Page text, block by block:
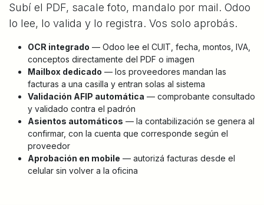
Subí el PDF, sacale foto, mandalo por mail. Odoo
lo lee, lo valida y lo registra. Vos solo aprobás.
OCR integrado — Odoo lee el CUIT, fecha, montos, IVA,
conceptos directamente del PDF o imagen
Mailbox dedicado — los proveedores mandan las
facturas a una casilla y entran solas al sistema
Validación AFIP automática — comprobante consultado
y validado contra el padrón
Asientos automáticos — la contabilización se genera al
confirmar, con la cuenta que corresponde según el
proveedor
Aprobación en mobile — autorizá facturas desde el
celular sin volver a la oficina